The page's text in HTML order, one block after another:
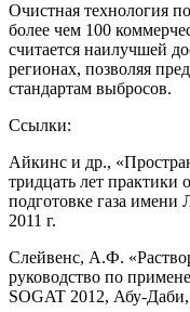
Очистная технология
более чем 100
считается наилучшей
регионах, позволяя
стандартам выбросов.
Ссылки:
Айкинс и др.,
тридцать лет практики
подготовке газа
2011 г.
Слейвенс, А.Ф.
руководство по
SOGAT 2012, Абу-